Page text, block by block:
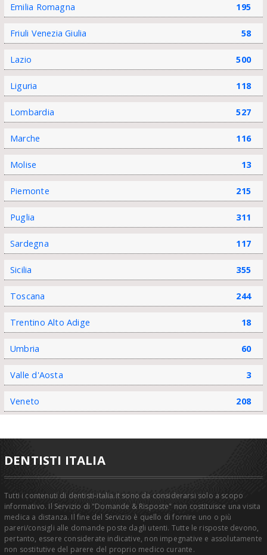
Emilia Romagna 195
Friuli Venezia Giulia 58
Lazio 500
Liguria 118
Lombardia 527
Marche 116
Molise 13
Piemonte 215
Puglia 311
Sardegna 117
Sicilia 355
Toscana 244
Trentino Alto Adige 18
Umbria 60
Valle d'Aosta 3
Veneto 208
DENTISTI ITALIA
Tutti i contenuti di dentisti-italia.it sono da considerarsi solo a scopo
informativo. Il Servizio di "Domande & Risposte" non costituisce una visita
medica a distanza. Il fine del Servizio è quello di fornire uno o più
pareri/consigli alle domande poste dagli utenti. Tutte le risposte devono,
pertanto, essere considerate indicative, non impegnative e assolutamente
non sostitutive del parere del proprio medico curante.